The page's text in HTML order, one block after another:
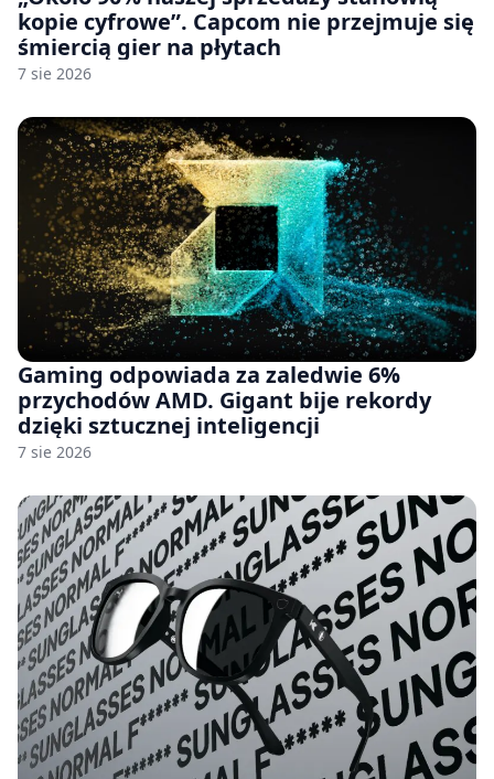
kopie cyfrowe”. Capcom nie przejmuje się
śmiercią gier na płytach
7 sie 2026
Gaming odpowiada za zaledwie 6%
przychodów AMD. Gigant bije rekordy
dzięki sztucznej inteligencji
7 sie 2026